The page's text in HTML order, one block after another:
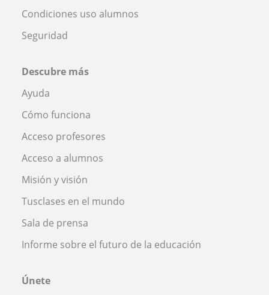
Condiciones uso alumnos
Seguridad
Descubre más
Ayuda
Cómo funciona
Acceso profesores
Acceso a alumnos
Misión y visión
Tusclases en el mundo
Sala de prensa
Informe sobre el futuro de la educación
Únete